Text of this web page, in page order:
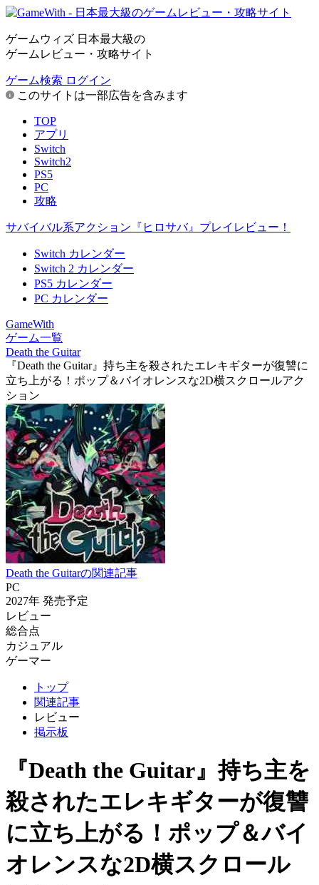
ゲームウィズ 日本最大級の
ゲームレビュー・攻略サイト
ゲーム検索 ログイン
このサイトは一部広告を含みます
TOP
アプリ
Switch
Switch2
PS5
PC
攻略
サバイバル系アクション『ヒロサバ』プレイレビュー！
Switch カレンダー
Switch 2 カレンダー
PS5 カレンダー
PC カレンダー
GameWith
ゲーム一覧
Death the Guitar
『Death the Guitar』持ち主を殺されたエレキギターが復讐に
立ち上がる！ポップ＆バイオレンスな2D横スクロールアク
ション
Death the Guitarの関連記事
PC
2027年 発売予定
レビュー
総合点
カジュアル
ゲーマー
トップ
関連記事
レビュー
掲示板
『Death the Guitar』持ち主を
殺されたエレキギターが復讐
に立ち上がる！ポップ＆バイ
オレンスな2D横スクロール